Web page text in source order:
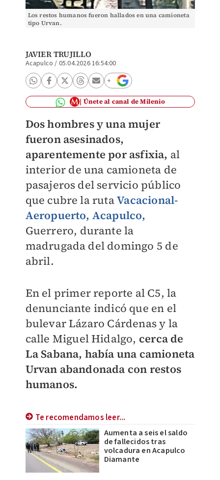
Los restos humanos fueron hallados en una camioneta
tipo Urvan.
JAVIER TRUJILLO
Acapulco / 05.04.2026 16:54:00
Únete al canal de Milenio
Dos hombres y una mujer
fueron asesinados,
aparentemente por asfixia, al
interior de una camioneta de
pasajeros del servicio público
que cubre la rutaVacacional-
Aeropuerto, Acapulco,
Guerrero, durante la
madrugada del domingo 5 de
abril.
En el primer reporte al C5, la
denunciante indicó que en el
bulevar Lázaro Cárdenas y la
calle Miguel Hidalgo, cerca de
La Sabana, había una camioneta
Urvan abandonada con restos
humanos.
Te recomendamos leer...
Aumenta a seis el saldo
de fallecidos tras
volcadura en Acapulco
Diamante